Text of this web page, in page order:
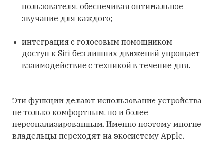
пользователя, обеспечивая оптимальное
звучание для каждого;
интеграция с голосовым помощником –
доступ к Siri без лишних движений упрощает
взаимодействие с техникой в течение дня.
Эти функции делают использование устройства
не только комфортным, но и более
персонализированным. Именно поэтому многие
владельцы переходят на экосистему Apple.